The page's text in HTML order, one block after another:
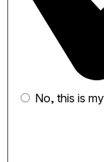
No, this is